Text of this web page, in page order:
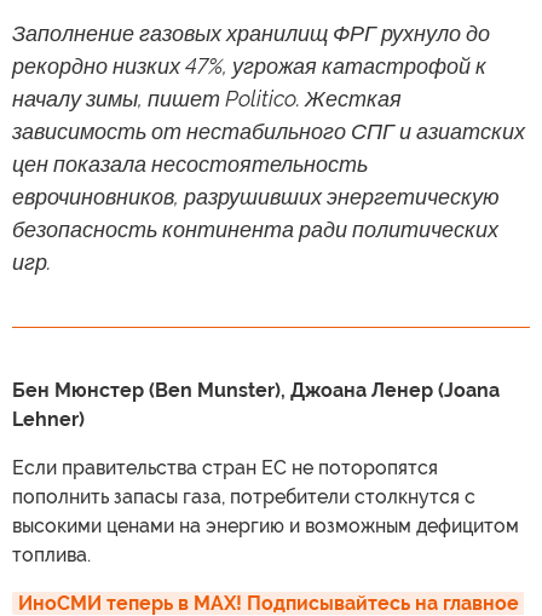
Заполнение газовых хранилищ ФРГ рухнуло до
рекордно низких 47%, угрожая катастрофой к
началу зимы, пишет Politico. Жесткая
зависимость от нестабильного СПГ и азиатских
цен показала несостоятельность
еврочиновников, разрушивших энергетическую
безопасность континента ради политических
игр.
Бен Мюнстер (Ben Munster), Джоана Ленер (Joana
Lehner)
Если правительства стран ЕС не поторопятся
пополнить запасы газа, потребители столкнутся с
высокими ценами на энергию и возможным дефицитом
топлива.
ИноСМИ теперь в MAX! Подписывайтесь на главное